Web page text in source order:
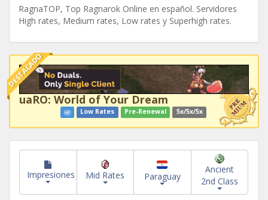
RagnaTOP, Top Ragnarok Online en español. Servidores
High rates, Medium rates, Low rates y Superhigh rates.
DESTACADO
uaRO: World of Your Dream
Low Rates Pre-Renewal 5x/5x/5x
Impresiones Mid Rates Paraguay
Ancient
2nd Class